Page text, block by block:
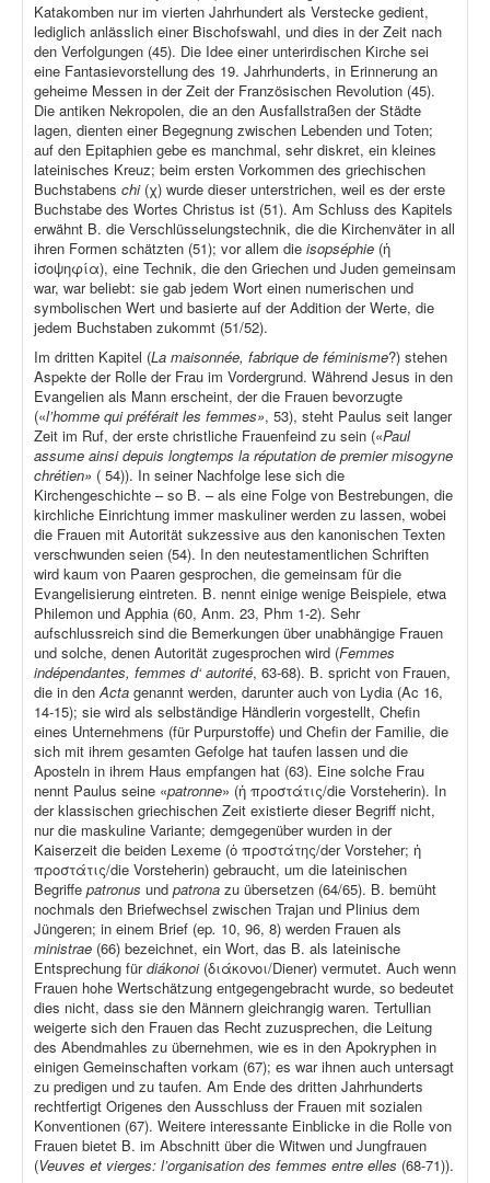
Katakomben nur im vierten Jahrhundert als Verstecke gedient,
lediglich anlässlich einer Bischofswahl, und dies in der Zeit nach
den Verfolgungen (45). Die Idee einer unterirdischen Kirche sei
eine Fantasievorstellung des 19. Jahrhunderts, in Erinnerung an
geheime Messen in der Zeit der Französischen Revolution (45).
Die antiken Nekropolen, die an den Ausfallstraßen der Städte
lagen, dienten einer Begegnung zwischen Lebenden und Toten;
auf den Epitaphien gebe es manchmal, sehr diskret, ein kleines
lateinisches Kreuz; beim ersten Vorkommen des griechischen
Buchstabens chi (χ) wurde dieser unterstrichen, weil es der erste
Buchstabe des Wortes Christus ist (51). Am Schluss des Kapitels
erwähnt B. die Verschlüsselungstechnik, die die Kirchenväter in all
ihren Formen schätzten (51); vor allem die isopséphie (ἡ
ἰσοψηφία), eine Technik, die den Griechen und Juden gemeinsam
war, war beliebt: sie gab jedem Wort einen numerischen und
symbolischen Wert und basierte auf der Addition der Werte, die
jedem Buchstaben zukommt (51/52).
Im dritten Kapitel (La maisonnée, fabrique de féminisme?) stehen
Aspekte der Rolle der Frau im Vordergrund. Während Jesus in den
Evangelien als Mann erscheint, der die Frauen bevorzugte
(«l’homme qui préférait les femmes», 53), steht Paulus seit langer
Zeit im Ruf, der erste christliche Frauenfeind zu sein («Paul
assume ainsi depuis longtemps la réputation de premier misogyne
chrétien» ( 54)). In seiner Nachfolge lese sich die
Kirchengeschichte – so B. – als eine Folge von Bestrebungen, die
kirchliche Einrichtung immer maskuliner werden zu lassen, wobei
die Frauen mit Autorität sukzessive aus den kanonischen Texten
verschwunden seien (54). In den neutestamentlichen Schriften
wird kaum von Paaren gesprochen, die gemeinsam für die
Evangelisierung eintreten. B. nennt einige wenige Beispiele, etwa
Philemon und Apphia (60, Anm. 23, Phm 1-2). Sehr
aufschlussreich sind die Bemerkungen über unabhängige Frauen
und solche, denen Autorität zugesprochen wird (Femmes
indépendantes, femmes d‘ autorité, 63-68). B. spricht von Frauen,
die in denActa genannt werden, darunter auch von Lydia (Ac 16,
14-15); sie wird als selbständige Händlerin vorgestellt, Chefin
eines Unternehmens (für Purpurstoffe) und Chefin der Familie, die
sich mit ihrem gesamten Gefolge hat taufen lassen und die
Aposteln in ihrem Haus empfangen hat (63). Eine solche Frau
nennt Paulus seine «patronne» (ἡ προστάτις/die Vorsteherin). In
der klassischen griechischen Zeit existierte dieser Begriff nicht,
nur die maskuline Variante; demgegenüber wurden in der
Kaiserzeit die beiden Lexeme (ὁ προστάτης/der Vorsteher; ἡ
προστάτις/die Vorsteherin) gebraucht, um die lateinischen
Begriffe patronus und patrona zu übersetzen (64/65). B. bemüht
nochmals den Briefwechsel zwischen Trajan und Plinius dem
Jüngeren; in einem Brief (ep. 10, 96, 8) werden Frauen als
ministrae (66) bezeichnet, ein Wort, das B. als lateinische
Entsprechung fürdiákonoi (διάκονοι/Diener) vermutet. Auch wenn
Frauen hohe Wertschätzung entgegengebracht wurde, so bedeutet
dies nicht, dass sie den Männern gleichrangig waren. Tertullian
weigerte sich den Frauen das Recht zuzusprechen, die Leitung
des Abendmahles zu übernehmen, wie es in den Apokryphen in
einigen Gemeinschaften vorkam (67); es war ihnen auch untersagt
zu predigen und zu taufen. Am Ende des dritten Jahrhunderts
rechtfertigt Origenes den Ausschluss der Frauen mit sozialen
Konventionen (67). Weitere interessante Einblicke in die Rolle von
Frauen bietet B. im Abschnitt über die Witwen und Jungfrauen
(Veuves et vierges: l’organisation des femmes entre elles (68-71)).